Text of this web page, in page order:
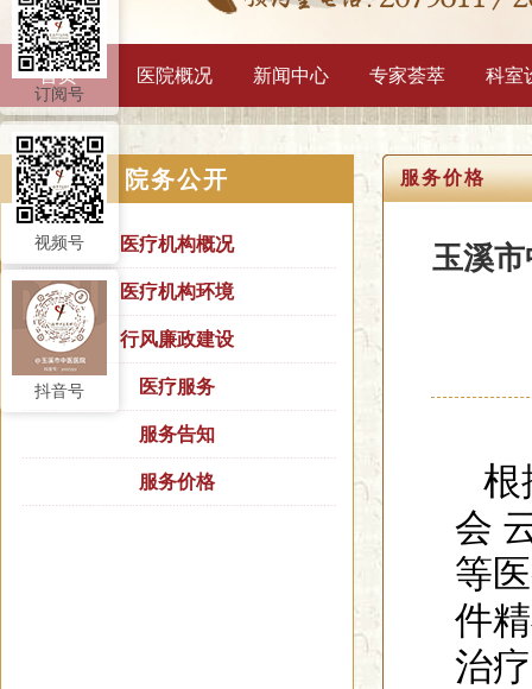
首页 医院概况 新闻中心 专家荟萃 科室
院务公开
医疗机构概况
医疗机构环境
行风廉政建设
医疗服务
服务告知
服务价格
服务价格
玉溪
根
会
等
件
治
订阅号
视频号
抖音号